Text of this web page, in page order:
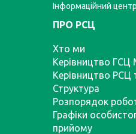
Інформаційний
ПРО РСЦ
Хто ми
Керівництво ГСЦ
Керівництво РСЦ
Структура
Розпорядок
Графіки
прийому